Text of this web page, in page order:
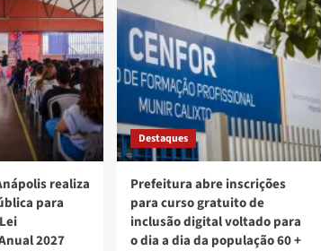
realiza
para
2027
Destaques
Prefeitura abre inscrições
para curso gratuito de
inclusão digital voltado para
o dia a dia da população 60 +